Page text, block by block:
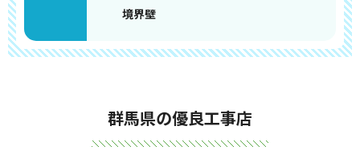
境界壁
群馬県の優良工事店